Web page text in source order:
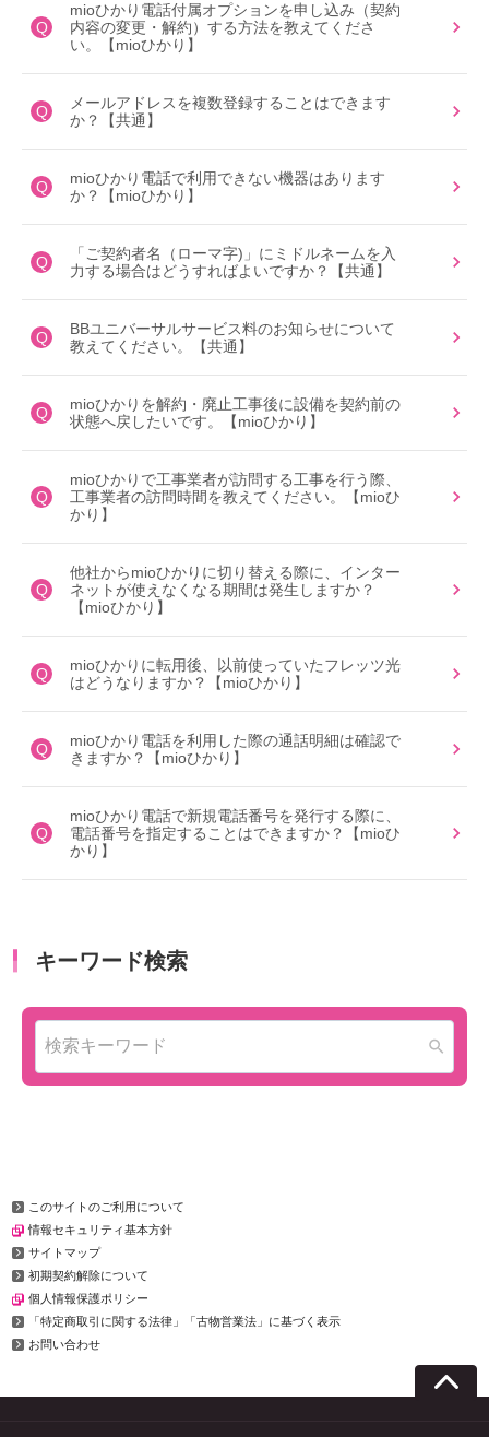
Q
mioひかり電話付属オプションを申し込み（契約
内容の変更・解約）する方法を教えてくださ
い。【mioひかり】
Q
メールアドレスを複数登録することはできます
か？【共通】
Q
mioひかり電話で利用できない機器はあります
か？【mioひかり】
Q
「ご契約者名（ローマ字)」にミドルネームを入
力する場合はどうすればよいですか？【共通】
Q
BBユニバーサルサービス料のお知らせについて
教えてください。【共通】
Q
mioひかりを解約・廃止工事後に設備を契約前の
状態へ戻したいです。【mioひかり】
Q
mioひかりで工事業者が訪問する工事を行う際、
工事業者の訪問時間を教えてください。【mioひ
かり】
Q
他社からmioひかりに切り替える際に、インター
ネットが使えなくなる期間は発生しますか？
【mioひかり】
Q
mioひかりに転用後、以前使っていたフレッツ光
はどうなりますか？【mioひかり】
Q
mioひかり電話を利用した際の通話明細は確認で
きますか？【mioひかり】
Q
mioひかり電話で新規電話番号を発行する際に、
電話番号を指定することはできますか？【mioひ
かり】
このサイトのご利用について
情報セキュリティ基本方針
サイトマップ
初期契約解除について
個人情報保護ポリシー
「特定商取引に関する法律」「古物営業法」に基づく表示
お問い合わせ